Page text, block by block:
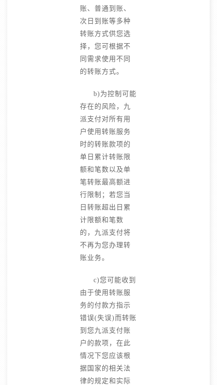
账、普通到账、
次日到账等多种
转账方式供您选
择，您可根据不
同需求使用不同
的转账方式。
b)为控制可能
存在的风险，九
派支付对所有用
户使用转账服务
时的转账款项的
单日累计转账限
额和笔数以及单
笔转账最高额进
行限制；若您当
日转账超出日累
计限额和笔数
的，九派支付将
不再为您办理转
账业务。
c)您可能收到
由于使用转账服
务的付款方指示
错误(失误)而转账
到您九派支付账
户的款项，在此
情况下您应该根
据国家的相关法
律的规定和实际